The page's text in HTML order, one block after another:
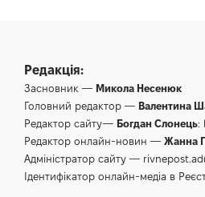
Редакція:
Засновник — Микола Несенюк
Головний редактор — Валентина
Редактор сайту— Богдан Слонець:
Редактор онлайн-новин — Жанна
Адміністратор сайту —
Ідентифікатор онлайн-медіа в